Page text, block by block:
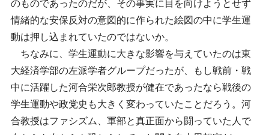
のものであったのだが、その事実に目を向けようとせず
情緒的な安保反対の意図的に作られた絵図の中に学生運
動は押し込まれていたのではないか。
ちなみに、学生運動に大きな影響を与えていたのは東
大経済学部の左派学者グループだったが、もし戦前・戦
中に活躍した河合栄次郎教授が健在であったなら戦後の
学生運動や政党史も大きく変わっていたことだろう。河
合教授はファシズム、軍部と真正面から闘っていた人で